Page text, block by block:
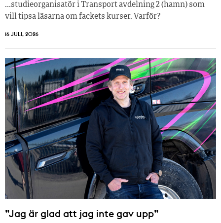
…studieorganisatör i Transport avdelning 2 (hamn) som
vill tipsa läsarna om fackets kurser. Varför?
16 JULI, 2026
”Jag är glad att jag inte gav upp”